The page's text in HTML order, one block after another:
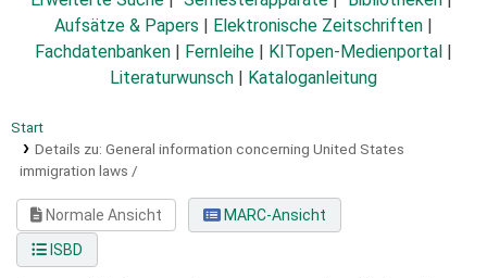
Aufsätze & Papers
Elektronische Zeitschriften
Fachdatenbanken
Fernleihe KITopen-Medienportal
Literaturwunsch
Kataloganleitung
Start
Details zu: General information concerning United States
immigration laws /
Normale Ansicht
MARC-Ansicht
ISBD